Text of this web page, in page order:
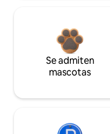
Se admiten
mascotas